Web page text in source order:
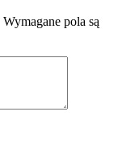
Wymagane pola są